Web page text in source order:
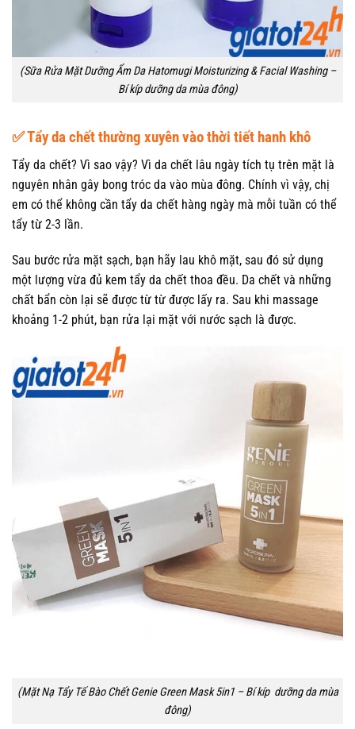
(Sữa Rửa Mặt Dưỡng Ẩm Da Hatomugi Moisturizing & Facial Washing –
Bí kíp dưỡng da mùa đông)
✅ Tẩy da chết thường xuyên vào thời tiết hanh khô
Tẩy da chết? Vì sao vậy? Vì da chết lâu ngày tích tụ trên mặt là
nguyên nhân gây bong tróc da vào mùa đông. Chính vì vậy, chị
em có thể không cần tẩy da chết hàng ngày mà mỗi tuần có thể
tẩy từ 2-3 lần.
Sau bước rửa mặt sạch, bạn hãy lau khô mặt, sau đó sử dụng
một lượng vừa đủ kem tẩy da chết thoa đều. Da chết và những
chất bẩn còn lại sẽ được từ từ được lấy ra. Sau khi massage
khoảng 1-2 phút, bạn rửa lại mặt với nước sạch là được.
(Mặt Nạ Tẩy Tế Bào Chết Genie Green Mask 5in1 – Bí kíp dưỡng da mùa
đông)